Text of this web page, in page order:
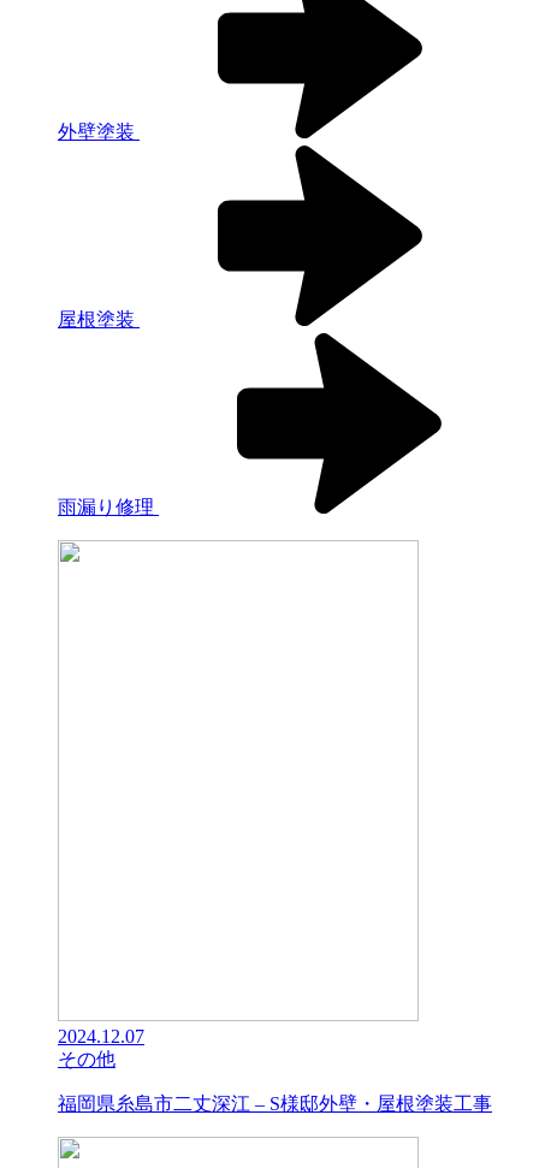
外壁塗装
屋根塗装
雨漏り修理
2024.12.07
その他
福岡県糸島市二丈深江 – S様邸外壁・屋根塗装工事